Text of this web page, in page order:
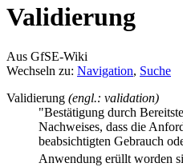
Validierung
Aus GfSE-Wiki
Wechseln zu: Navigation, Suche
Validierung (engl.: validation)
"Bestätigung durch
Nachweises, dass die
beabsichtigten Gebrauch
Anwendung erüllt worden